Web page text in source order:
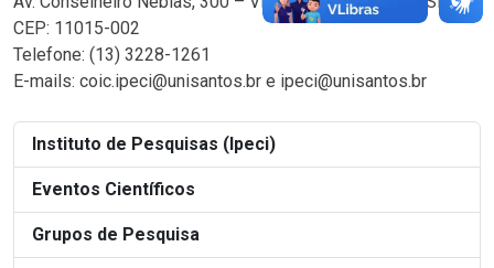
Instituto de Pesquisas (Ipeci)
Eventos Científicos
Grupos de Pesquisa
CEP: 11015-002
Telefone: (13) 3228-1261
E-mails: coic.ipeci@unisantos.br e ipeci@unisantos.br